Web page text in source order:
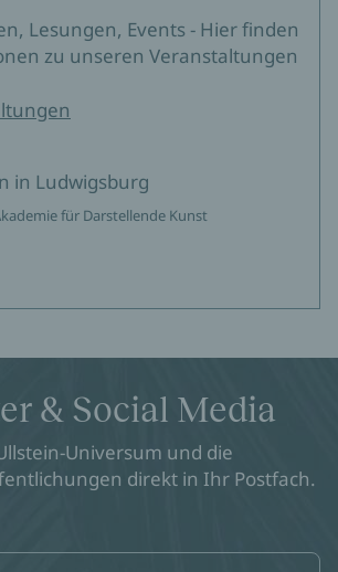
Lesungen, Events - Hier finden
zu unseren Veranstaltungen
in Ludwigsburg
für Darstellende Kunst
& Social Media
Universum und die
direkt in Ihr Postfach.